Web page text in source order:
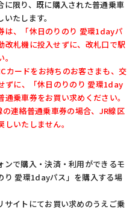
に限り、既に購入された普通乗車
たします。
は、「休日のりのり 愛環1dayパ
改札機に投入せずに、改札口で駅
カードをお持ちのお客さまも、交
ずに、「休日のりのり 愛環1day
乗車券をお買い求めください。
連絡普通乗車券の場合、JR線区
いたしません。
ンで購入・決済・利用ができるモ
り 愛環1dayパス」を購入する場
サイトにてお買い求めのうえご乗